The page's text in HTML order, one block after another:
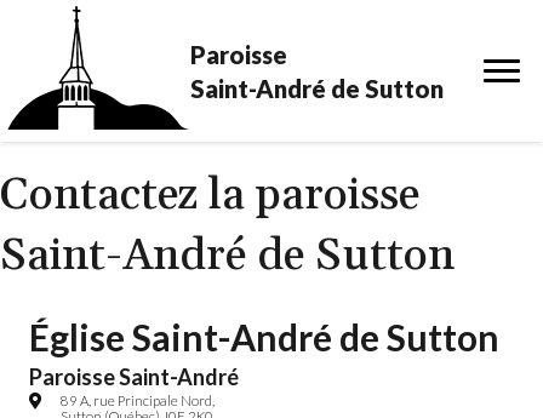
Paroisse
Saint-André de Sutton
Contactez la paroisse
Saint-André de Sutton
Église Saint-André de Sutton
Paroisse Saint-André
89 A, rue Principale Nord, Sutton, QC, J0E 2K0
89 A, rue Principale Nord,